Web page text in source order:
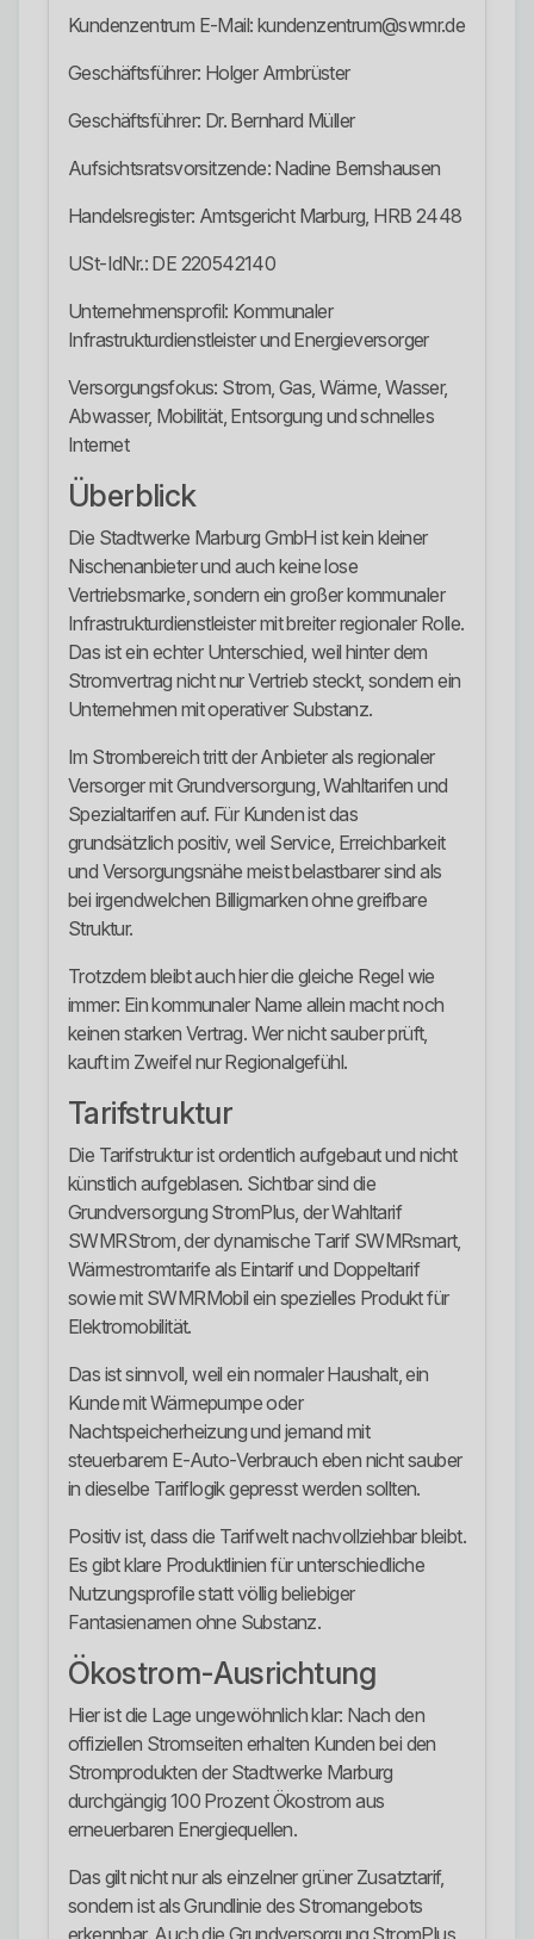
Kundenzentrum E-Mail: kundenzentrum@swmr.de
Geschäftsführer: Holger Armbrüster
Geschäftsführer: Dr. Bernhard Müller
Aufsichtsratsvorsitzende: Nadine Bernshausen
Handelsregister: Amtsgericht Marburg, HRB 2448
USt-IdNr.: DE 220542140
Unternehmensprofil: Kommunaler
Infrastrukturdienstleister und Energieversorger
Versorgungsfokus: Strom, Gas, Wärme, Wasser,
Abwasser, Mobilität, Entsorgung und schnelles
Internet
Überblick
Die Stadtwerke Marburg GmbH ist kein kleiner
Nischenanbieter und auch keine lose
Vertriebsmarke, sondern ein großer kommunaler
Infrastrukturdienstleister mit breiter regionaler Rolle.
Das ist ein echter Unterschied, weil hinter dem
Stromvertrag nicht nur Vertrieb steckt, sondern ein
Unternehmen mit operativer Substanz.
Im Strombereich tritt der Anbieter als regionaler
Versorger mit Grundversorgung, Wahltarifen und
Spezialtarifen auf. Für Kunden ist das
grundsätzlich positiv, weil Service, Erreichbarkeit
und Versorgungsnähe meist belastbarer sind als
bei irgendwelchen Billigmarken ohne greifbare
Struktur.
Trotzdem bleibt auch hier die gleiche Regel wie
immer: Ein kommunaler Name allein macht noch
keinen starken Vertrag. Wer nicht sauber prüft,
kauft im Zweifel nur Regionalgefühl.
Tarifstruktur
Die Tarifstruktur ist ordentlich aufgebaut und nicht
künstlich aufgeblasen. Sichtbar sind die
Grundversorgung StromPlus, der Wahltarif
SWMRStrom, der dynamische Tarif SWMRsmart,
Wärmestromtarife als Eintarif und Doppeltarif
sowie mit SWMRMobil ein spezielles Produkt für
Elektromobilität.
Das ist sinnvoll, weil ein normaler Haushalt, ein
Kunde mit Wärmepumpe oder
Nachtspeicherheizung und jemand mit
steuerbarem E-Auto-Verbrauch eben nicht sauber
in dieselbe Tariflogik gepresst werden sollten.
Positiv ist, dass die Tarifwelt nachvollziehbar bleibt.
Es gibt klare Produktlinien für unterschiedliche
Nutzungsprofile statt völlig beliebiger
Fantasienamen ohne Substanz.
Ökostrom-Ausrichtung
Hier ist die Lage ungewöhnlich klar: Nach den
offiziellen Stromseiten erhalten Kunden bei den
Stromprodukten der Stadtwerke Marburg
durchgängig 100 Prozent Ökostrom aus
erneuerbaren Energiequellen.
Das gilt nicht nur als einzelner grüner Zusatztarif,
sondern ist als Grundlinie des Stromangebots